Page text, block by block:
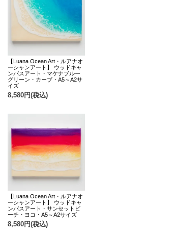
【Luana Ocean Art・ルアナオ
ーシャンアート】 ウッドキャ
ンバスアート・マケナブルー
グリーン・カーブ・A5～A2サ
イズ
8,580円(税込)
【Luana Ocean Art・ルアナオ
ーシャンアート】 ウッドキャ
ンバスアート・サンセットビ
ーチ・ヨコ・A5～A2サイズ
8,580円(税込)